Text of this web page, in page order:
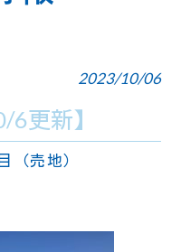
2023/10/06
6更新】
（売地）